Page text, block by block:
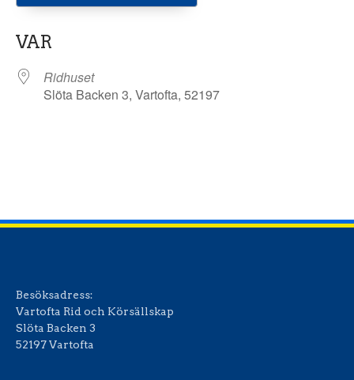
VAR
Ridhuset
Slöta Backen 3, Vartofta, 52197
Besöksadress:
Vartofta Rid och Körsällskap
Slöta Backen 3
52197 Vartofta